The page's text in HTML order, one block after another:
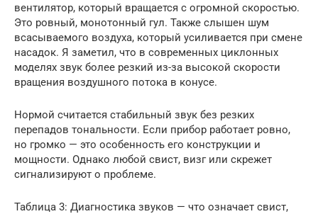
вентилятор, который вращается с огромной скоростью.
Это ровный, монотонный гул. Также слышен шум
всасываемого воздуха, который усиливается при смене
насадок. Я заметил, что в современных циклонных
моделях звук более резкий из-за высокой скорости
вращения воздушного потока в конусе.
Нормой считается стабильный звук без резких
перепадов тональности. Если прибор работает ровно,
но громко — это особенность его конструкции и
мощности. Однако любой свист, визг или скрежет
сигнализируют о проблеме.
Таблица 3: Диагностика звуков — что означает свист,